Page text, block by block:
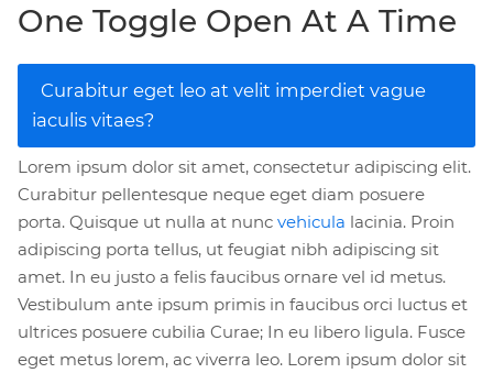
One Toggle Open At A Time
Curabitur eget leo at velit imperdiet vague
iaculis vitaes?
Lorem ipsum dolor sit amet, consectetur adipiscing elit.
Curabitur pellentesque neque eget diam posuere
porta. Quisque ut nulla at nunc vehicula lacinia. Proin
adipiscing porta tellus, ut feugiat nibh adipiscing sit
amet. In eu justo a felis faucibus ornare vel id metus.
Vestibulum ante ipsum primis in faucibus orci luctus et
ultrices posuere cubilia Curae; In eu libero ligula. Fusce
eget metus lorem, ac viverra leo. Lorem ipsum dolor sit